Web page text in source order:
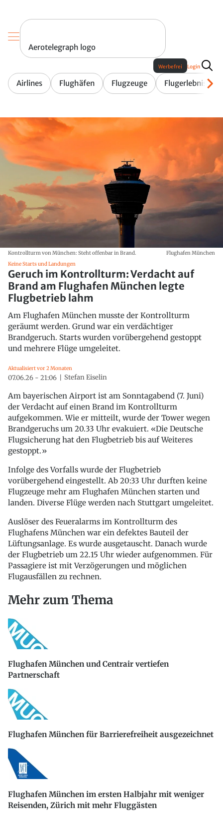
Aerotelegraph logo
Airlines Flughäfen Flugzeuge Flugerlebnis
Werbefrei Login
Kontrollturm von München: Steht offenbar in Brand.
Flughafen München
Keine Starts und Landungen
Geruch im Kontrollturm: Verdacht auf
Brand am Flughafen München legte
Flugbetrieb lahm
Am Flughafen München musste der Kontrollturm
geräumt werden. Grund war ein verdächtiger
Brandgeruch. Starts wurden vorübergehend gestoppt
und mehrere Flüge umgeleitet.
Aktualisiert vor 2 Monaten
07.06.26 - 21:06 Stefan Eiselin
Am bayerischen Airport ist am Sonntagabend (7. Juni)
der Verdacht auf einen Brand im Kontrollturm
aufgekommen. Wie er mitteilt, wurde der Tower wegen
Brandgeruchs um 20.33 Uhr evakuiert. «Die Deutsche
Flugsicherung hat den Flugbetrieb bis auf Weiteres
gestoppt.»
Infolge des Vorfalls wurde der Flugbetrieb
vorübergehend eingestellt. Ab 20:33 Uhr durften keine
Flugzeuge mehr am Flughafen München starten und
landen. Diverse Flüge werden nach Stuttgart umgeleitet.
Auslöser des Feueralarms im Kontrollturm des
Flughafens München war ein defektes Bauteil der
Lüftungsanlage. Es wurde ausgetauscht. Danach wurde
der Flugbetrieb um 22.15 Uhr wieder aufgenommen. Für
Passagiere ist mit Verzögerungen und möglichen
Flugausfällen zu rechnen.
Mehr zum Thema
Flughafen München und Centrair vertiefen
Partnerschaft
Flughafen München für Barrierefreiheit ausgezeichnet
Flughafen München im ersten Halbjahr mit weniger
Reisenden, Zürich mit mehr Fluggästen